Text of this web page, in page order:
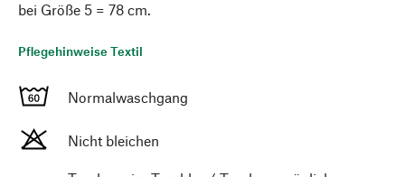
bei Größe 5 = 78 cm.
Pflegehinweise Textil
Normalwaschgang
Nicht bleichen